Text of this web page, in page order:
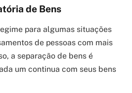
de Bens
para algumas situações
de pessoas com mais
a separação de bens é
um continua com seus bens